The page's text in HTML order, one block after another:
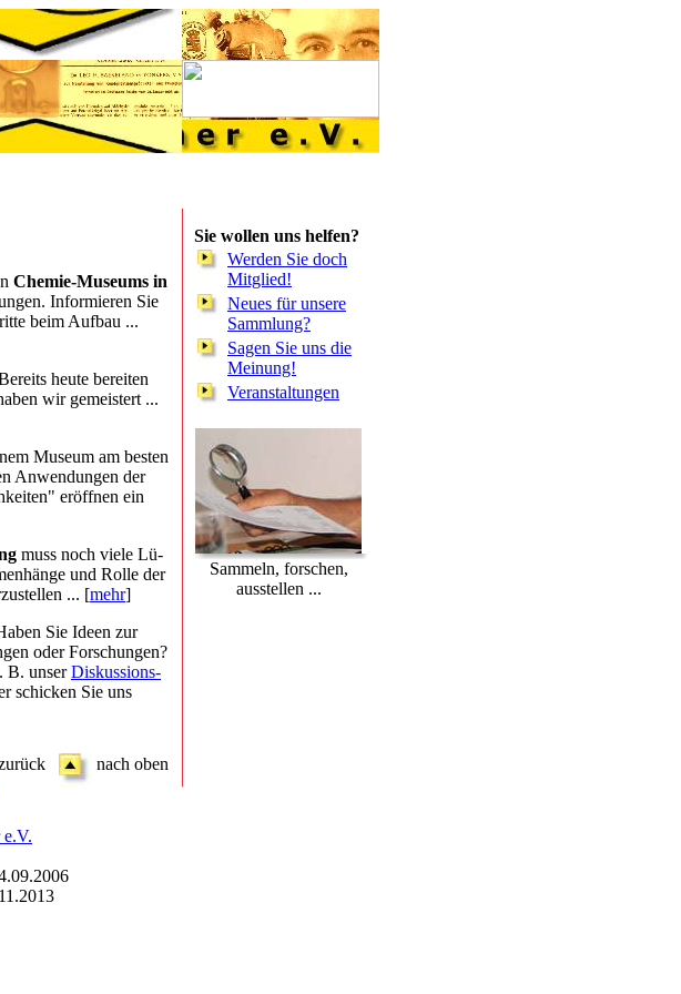
Chemie-Museums in
Informieren Sie
beim Aufbau ...
heute bereiten
wir gemeistert ...
Museum am besten
Anwendungen der
eröffnen ein
muss noch viele Lü­
und Rolle der
... [mehr]
Sie Ideen zur
oder Forschungen?
B. unserDiskussions-
schicken Sie uns
Sie wollen uns helfen?
Werden Sie doch
Mitglied!
Neues für unsere
Sammlung?
Sagen Sie uns die
Meinung!
Veranstaltungen
Sammeln, forschen,
ausstellen ...
nach oben